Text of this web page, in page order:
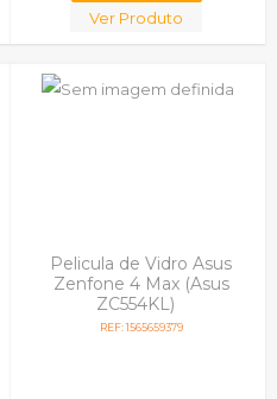
Ver Produto
Pelicula de Vidro Asus
Zenfone 4 Max (Asus
ZC554KL)
REF: 1565659379